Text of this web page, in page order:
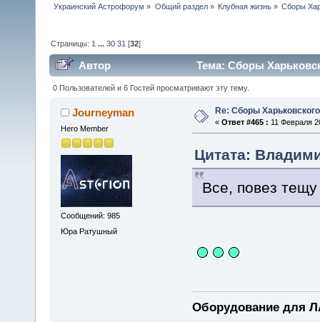
Украинский Астрофорум » Общий раздел» Клубная жизнь» Сборы
Страницы: 1 ...30 31 [32]
Автор Тема: Сборы
0 Пользователей и 6 Гостей просматривают эту тему.
Journeyman
Hero Member
Сообщений: 985
Юра Ратушный
Re: Сборы
« Ответ #465 : 11 Февраля
Цитата:
Все, повез
Оборудование для